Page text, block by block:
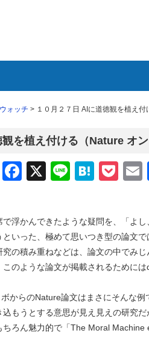
ォッチ > １０月２７日 AIに道徳観を植え
を植え付ける（Nature オ
Facebook
X Line
浮かんできたような疑問を、「よ
といった、極めて思いつき型の論文
の積み重ねなどは、論文の中でみ
のような論文が掲載されるために
からのNature論文はまさにそんな
もうとする意思が見え見えの研究
ちろん魅力的で「The Moral